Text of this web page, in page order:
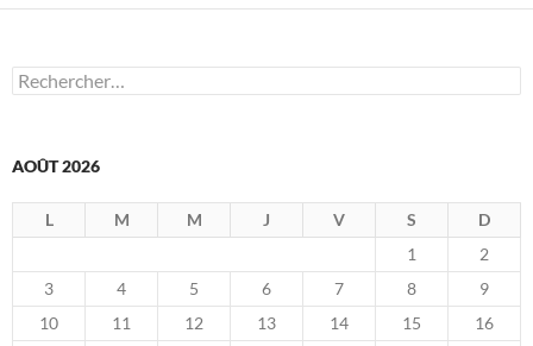
Rechercher :
AOÛT 2026
L M M J V S
D
1
2
3
4 5 6 7 8
9
10
11 12 13 14 15
16